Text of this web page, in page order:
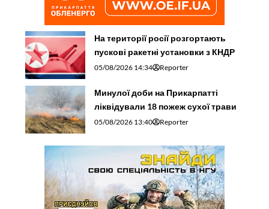
На території росії розгортають
пускові ракетні установки з КНДР
05/08/2026 14:34 Reporter
Минулої доби на Прикарпатті
ліквідували 18 пожеж сухої трави
05/08/2026 13:40 Reporter